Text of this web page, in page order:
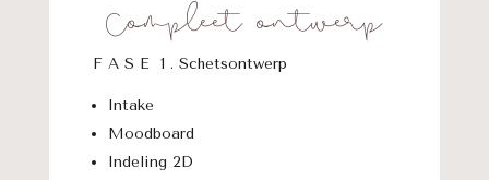
Compleet ontwerp
F A S E 1 . Schetsontwerp
Intake
Moodboard
Indeling 2D